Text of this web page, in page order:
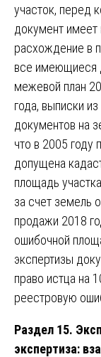
участок, перед
документ имеет
расхождение в
все имеющиеся
межевой план
года, выписки
документов на
что в 2005 году
допущена
площадь
за счет земель
продажи 2018
ошибочной
экспертизы
право истца на
реестровую
Раздел 15.
экспертиза: